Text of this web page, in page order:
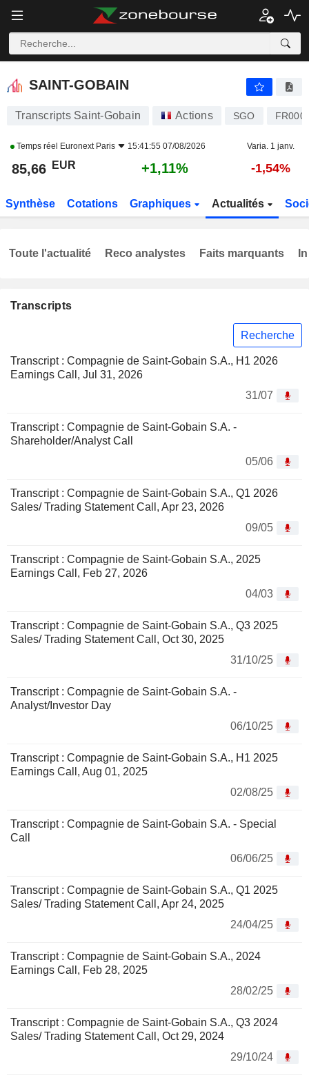
SAINT-GOBAIN
SAINT-GOBAIN
Transcripts Saint-Gobain Actions SGO
Temps réel Euronext Paris 15:41:55 07/08/2026 Varia. 1 janv.
85,66 EUR +1,11% -1,54%
Synthèse Cotations Graphiques Actualités
Transcripts
Recherche
Transcript : Compagnie de Saint-Gobain S.A., H1 2026
Earnings Call, Jul 31, 2026
31/07
Transcript : Compagnie de Saint-Gobain S.A. -
Shareholder/Analyst Call
05/06
Transcript : Compagnie de Saint-Gobain S.A., Q1 2026
Sales/ Trading Statement Call, Apr 23, 2026
09/05
Transcript : Compagnie de Saint-Gobain S.A., 2025
Earnings Call, Feb 27, 2026
04/03
Transcript : Compagnie de Saint-Gobain S.A., Q3 2025
Sales/ Trading Statement Call, Oct 30, 2025
31/10/25
Transcript : Compagnie de Saint-Gobain S.A. -
Analyst/Investor Day
06/10/25
Transcript : Compagnie de Saint-Gobain S.A., H1 2025
Earnings Call, Aug 01, 2025
02/08/25
Transcript : Compagnie de Saint-Gobain S.A. - Special
Call
06/06/25
Transcript : Compagnie de Saint-Gobain S.A., Q1 2025
Sales/ Trading Statement Call, Apr 24, 2025
24/04/25
Transcript : Compagnie de Saint-Gobain S.A., 2024
Earnings Call, Feb 28, 2025
28/02/25
Transcript : Compagnie de Saint-Gobain S.A., Q3 2024
Sales/ Trading Statement Call, Oct 29, 2024
29/10/24
Toute l'actualité Reco analystes Faits marquants